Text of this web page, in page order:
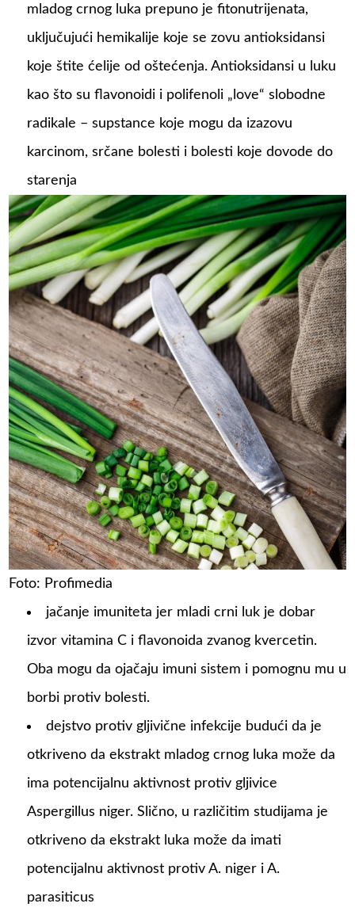
mladog crnog luka prepuno je fitonutrijenata,
uključujući hemikalije koje se zovu antioksidansi
koje štite ćelije od oštećenja. Antioksidansi u luku
kao što su flavonoidi i polifenoli „love“ slobodne
radikale – supstance koje mogu da izazovu
karcinom, srčane bolesti i bolesti koje dovode do
starenja
Foto: Profimedia
jačanje imuniteta jer mladi crni luk je dobar
izvor vitamina C i flavonoida zvanog kvercetin.
Oba mogu da ojačaju imuni sistem i pomognu mu u
borbi protiv bolesti.
dejstvo protiv gljivične infekcije budući da je
otkriveno da ekstrakt mladog crnog luka može da
ima potencijalnu aktivnost protiv gljivice
Aspergillus niger. Slično, u različitim studijama je
otkriveno da ekstrakt luka može da imati
potencijalnu aktivnost protiv A. niger i A.
parasiticus